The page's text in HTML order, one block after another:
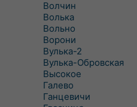
Волчин
Волька
Вольно
Ворони
Вулька-2
Вулька-Обровская
Высокое
Галево
Ганцевичи